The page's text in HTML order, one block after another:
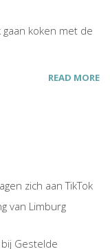
koken met de
READ MORE
zich aan TikTok
van Limburg
Gestelde